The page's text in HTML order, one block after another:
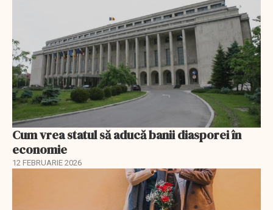
Cum vrea statul să aducă banii diasporei în
economie
12 FEBRUARIE 2026